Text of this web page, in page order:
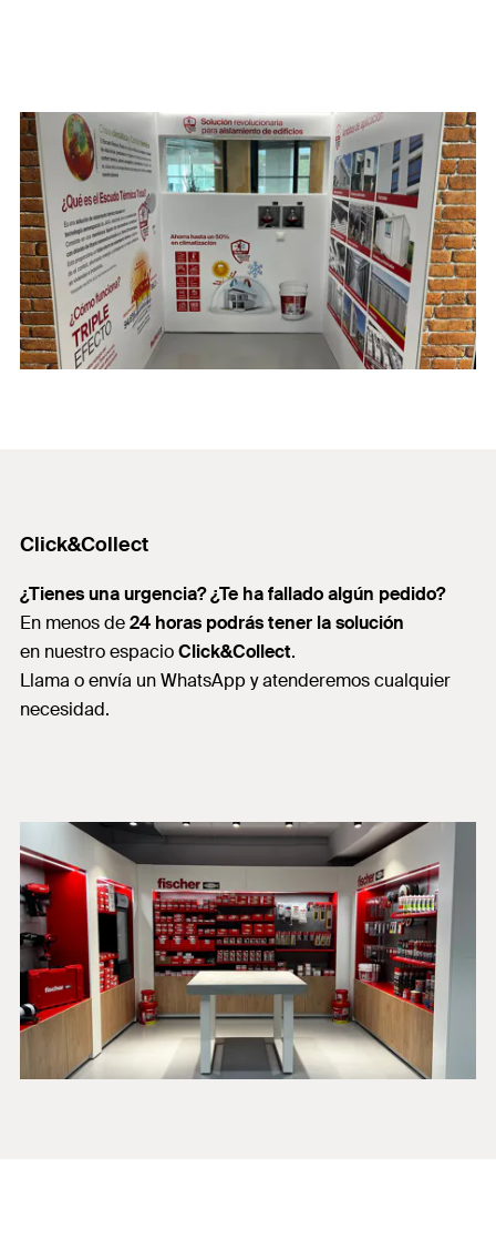
Click&Collect
¿Tienes una urgencia? ¿Te ha fallado algún pedido?
En menos de24 horas podrás tener la solución
en nuestro espacioClick&Collect.
Llama o envía un WhatsApp y atenderemos cualquier
necesidad.